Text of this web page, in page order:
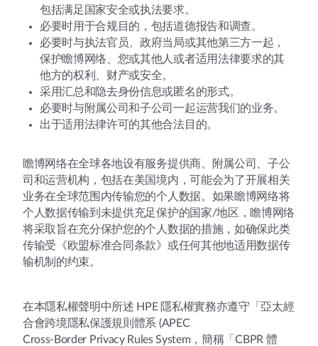
包括满足国家安全或执法要求。
必要时用于合规目的，包括道德报告和调查。
必要时与执法官员、政府当局或其他第三方一起，
保护瞻博网络、您或其他人或者适用法律要求的其
他方的权利、财产或安全。
采用汇总和隐去身份信息或匿名的形式。
必要时与附属公司和子公司一起运营我们的业务。
出于适用法律许可的其他合法目的。
瞻博网络在全球各地设有服务提供商、附属公司、子公
司和运营机构，包括在美国境内，可能会为了开展相关
业务在全球范围内传输您的个人数据。如果瞻博网络将
个人数据传输到未提供充足保护的国家/地区，瞻博网络
将采取旨在充分保护您的个人数据的措施，如确保此类
传输受《欧盟标准合同条款》或任何其他地适用数据传
输机制的约束。
在本隱私權聲明中所述 HPE 隱私權實務亦遵守「亞太經
合會跨境隱私保護規則體系 (APEC
Cross-Border Privacy Rules System，簡稱「CBPR 體